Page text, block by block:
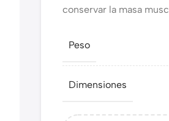
conservar la masa
Peso
Dimensiones